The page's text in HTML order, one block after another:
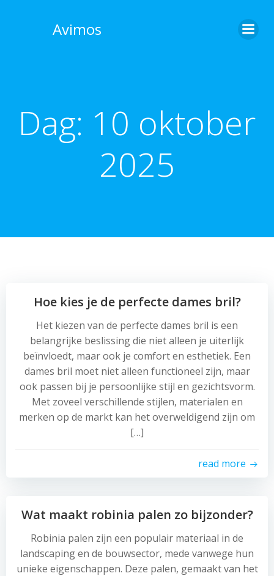
Avimos
Dag: 10 oktober
2025
Hoe kies je de perfecte dames bril?
Het kiezen van de perfecte dames bril is een
belangrijke beslissing die niet alleen je uiterlijk
beïnvloedt, maar ook je comfort en esthetiek. Een
dames bril moet niet alleen functioneel zijn, maar
ook passen bij je persoonlijke stijl en gezichtsvorm.
Met zoveel verschillende stijlen, materialen en
merken op de markt kan het overweldigend zijn om
[…]
read more
Wat maakt robinia palen zo bijzonder?
Robinia palen zijn een populair materiaal in de
landscaping en de bouwsector, mede vanwege hun
unieke eigenschappen. Deze palen, gemaakt van het